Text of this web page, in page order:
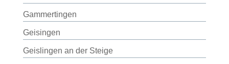
Gammertingen
Geisingen
Geislingen an der Steige